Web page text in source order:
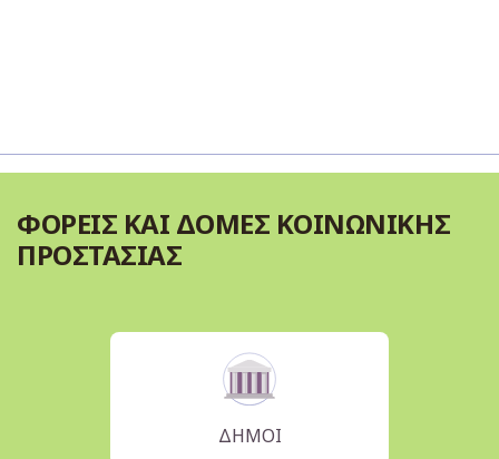
ΦΟΡΕΙΣ ΚΑΙ ΔΟΜΕΣ ΚΟΙΝΩΝΙΚΗΣ
ΠΡΟΣΤΑΣΙΑΣ
ΔΗΜΟΙ